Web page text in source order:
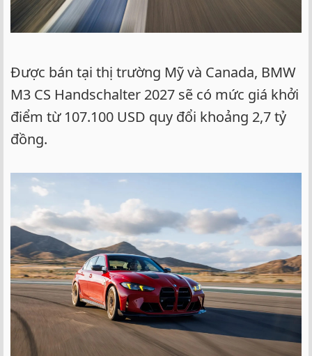
Được bán tại thị trường Mỹ và Canada, BMW
M3 CS Handschalter 2027 sẽ có mức giá khởi
điểm từ 107.100 USD quy đổi khoảng 2,7 tỷ
đồng.